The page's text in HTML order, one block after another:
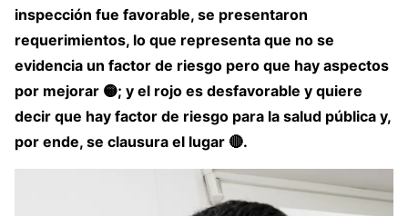
inspección fue favorable, se presentaron
requerimientos, lo que representa que no se
evidencia un factor de riesgo pero que hay aspectos
por mejorar 🟡; y el rojo es desfavorable y quiere
decir que hay factor de riesgo para la salud pública y,
por ende, se clausura el lugar 🔴.